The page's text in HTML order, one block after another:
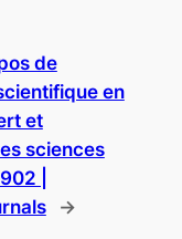
de
en
et
sciences
|
→